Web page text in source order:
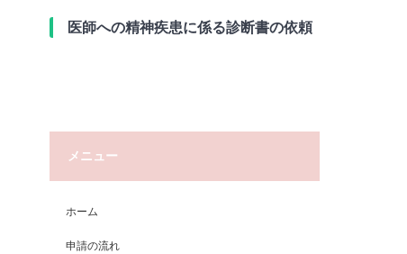
医師への精神疾患に係る診断書の依頼
メニュー
ホーム
申請の流れ